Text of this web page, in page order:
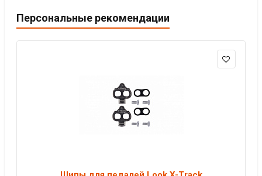
Персональные рекомендации